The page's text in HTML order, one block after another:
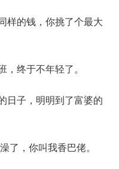
样的钱，你挑了个最大
终于不年轻了。
日子，明明到了富婆的
了，你叫我香巴佬。